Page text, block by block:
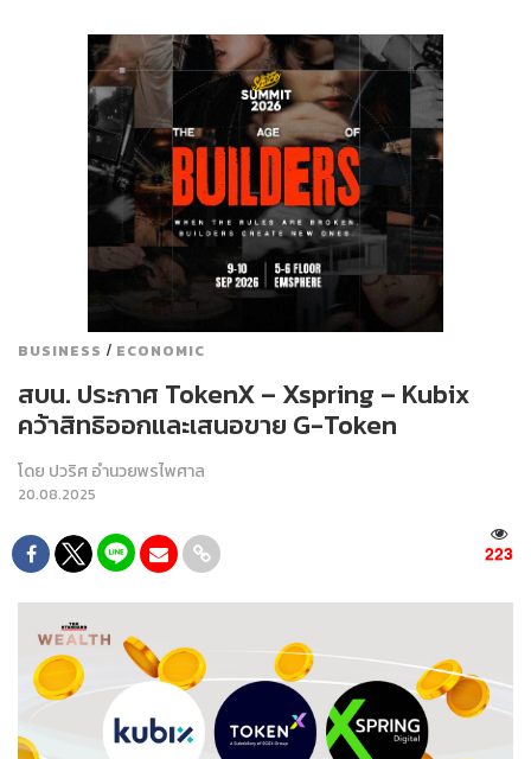
BUSINESS / ECONOMIC
สบน. ประกาศ TokenX – Xspring – Kubix
คว้าสิทธิออกและเสนอขาย G-Token
โดย ปวริศ อำนวยพรไพศาล
20.08.2025
223